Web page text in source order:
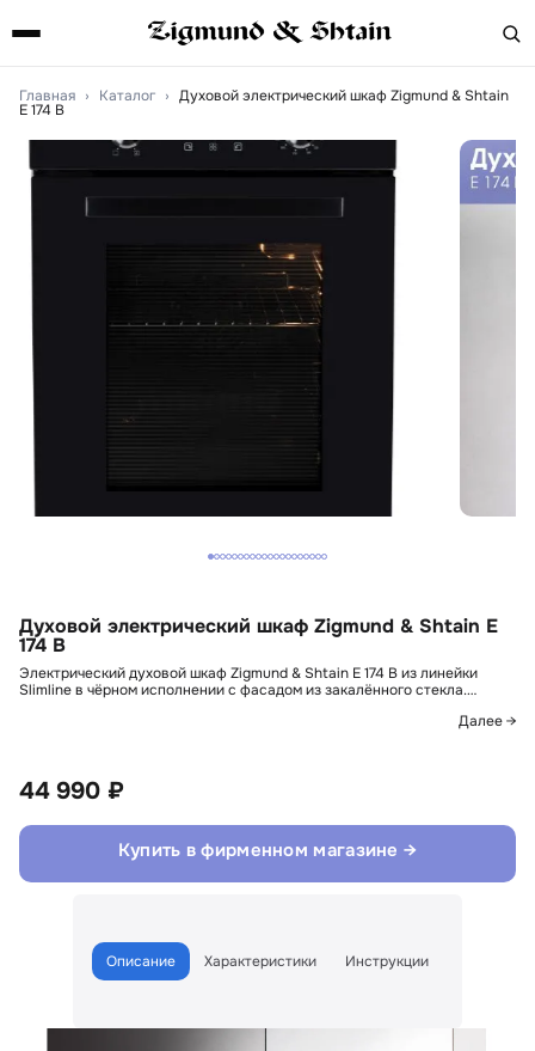
Главная › Каталог › Духовой электрический шкаф Zigmund & Shtain
E 174 B
Духовой электрический шкаф Zigmund & Shtain E
174 B
Электрический духовой шкаф Zigmund & Shtain E 174 B из линейки
Slimline в чёрном исполнении с фасадом из закалённого стекла.…
Далее →
44 990 ₽
Купить в фирменном магазине →
Описание Характеристики Инструкции